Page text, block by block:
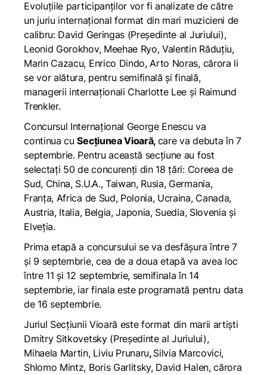
Evoluțiile participanților vor fi analizate de către
un juriu internațional format din mari muzicieni de
calibru: David Geringas (Președinte al Juriului),
Leonid Gorokhov, Meehae Ryo, Valentin Răduțiu,
Marin Cazacu, Enrico Dindo, Arto Noras, cărora li
se vor alătura, pentru semifinală și finală,
managerii internaționali Charlotte Lee și Raimund
Trenkler.
Concursul Internațional George Enescu va
continua cuSecțiunea Vioară, care va debuta în 7
septembrie. Pentru această secțiune au fost
selectați 50 de concurenți din 18 țări: Coreea de
Sud, China, S.U.A., Taiwan, Rusia, Germania,
Franța, Africa de Sud, Polonia, Ucraina, Canada,
Austria, Italia, Belgia, Japonia, Suedia, Slovenia și
Elveția.
Prima etapă a concursului se va desfășura între 7
și 9 septembrie, cea de a doua etapă va avea loc
între 11 și 12 septembrie, semifinala în 14
septembrie, iar finala este programată pentru data
de 16 septembrie.
Juriul Secțiunii Vioară este format din marii artiști
Dmitry Sitkovetsky (Președinte al Juriului),
Mihaela Martin, Liviu Prunaru, Silvia Marcovici,
Shlomo Mintz, Boris Garlitsky, David Halen, cărora